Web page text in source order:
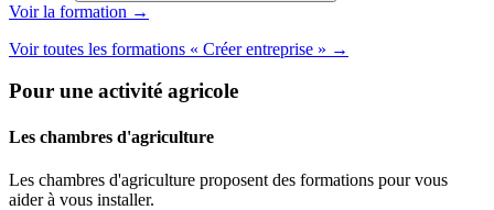
Voir la formation →
Voir toutes les formations « Créer entreprise » →
Pour une activité agricole
Les chambres d'agriculture
Les chambres d'agriculture proposent des formations pour vous
aider à vous installer.